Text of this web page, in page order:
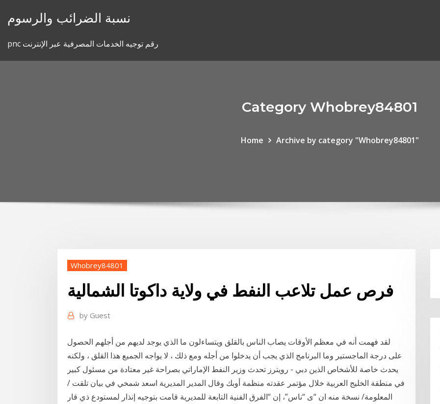
نسبة الضرائب والرسوم
pnc رقم توجيه الخدمات المصرفية عبر الإنترنت
Category Whobrey84801
Home Archive by category "Whobrey84801"
Whobrey84801
فرص عمل تلاعب النفط في ولاية داكوتا الشمالية
by Guest
لقد فهمت أنه في معظم الأوقات يصاب الناس بالقلق ويتساءلون ما الذي يوجد لديهم من أجلهم الحصول
على درجة الماجستير وما البرنامج الذي يجب أن يدخلوا من أجله ومع ذلك ، لا يواجه الجميع هذا القلق ، ولكنه
يحدث خاصة للأشخاص الذين دبي - رويترز تحدث وزير النفط الإماراتي بصراحة غير معتادة من مسئول كبير
في منطقة الخليج العربية خلال مؤتمر عقدته منظمة أوبك وقال المدير المديرية اسعد شمخي في بيان تلقت /
المعلومة/ نسخة منه ان “ى “ناس”، إن “الفرق الفنية التابعة للمديرية قامت بتوجيه إنذار لمستودع ذي قار